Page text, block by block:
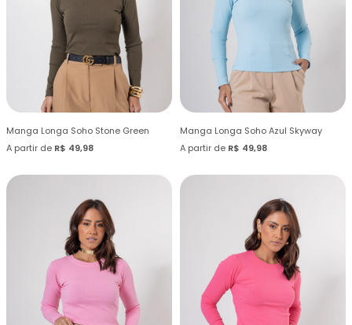
Manga Longa Soho Stone Green
A partir de R$ 49,98
Manga Longa Soho Azul Skyway
A partir de R$ 49,98